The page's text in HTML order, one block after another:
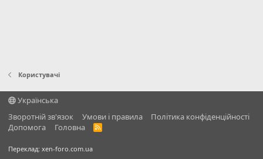
Користувачі
Українська
Зворотній зв'язок
Умови і правила
Політика конфіденційності
Дoпoмoга
Головна
R
Переклад: xen-foro.com.ua